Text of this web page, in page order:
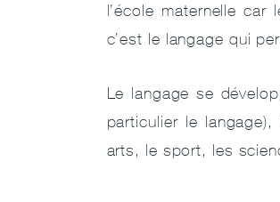
l’école maternelle
c’est le langage qui
Le langage se
particulier le
arts, le sport, les